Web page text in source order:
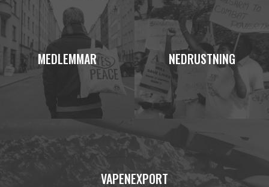
MEDLEMMAR NEDRUSTNING
VAPENEXPORT